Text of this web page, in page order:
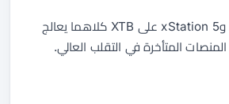
MT4/MT5 على XM وxStation 5 على XTB كلاهما يعالج
المنصات المتأخرة في التقلب العالي.